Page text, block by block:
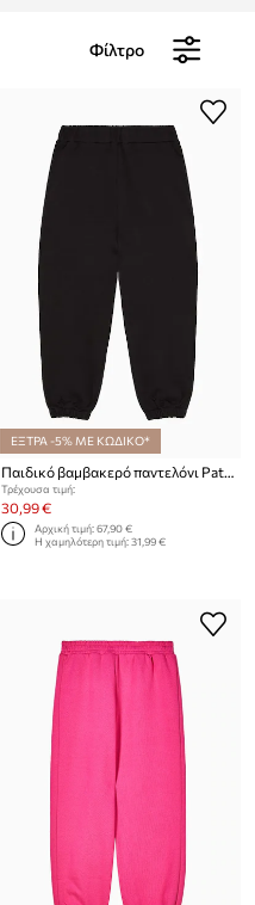
Φίλτρο
ΕΞΤΡΑ -5% ΜΕ ΚΩΔΙΚΟ*
Τρέχουσα τιμή:
30,99 €
Αρχική τιμή:67,90 €
Η χαμηλότερη τιμή:31,99 €